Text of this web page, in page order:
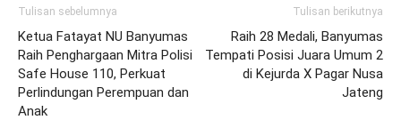
Tulisan sebelumnya
Ketua Fatayat NU Banyumas
Raih Penghargaan Mitra Polisi
Safe House 110, Perkuat
Perlindungan Perempuan dan
Anak
Tulisan berikutnya
Raih 28 Medali, Banyumas
Tempati Posisi Juara Umum 2
di Kejurda X Pagar Nusa
Jateng